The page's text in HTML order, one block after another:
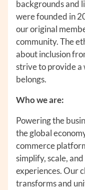
backgrounds and
were founded in
our original
community. The
about inclusion
strive to provide
belongs.
Who we are:
Powering the
the global
commerce
simplify, scale,
experiences. Our
transforms and